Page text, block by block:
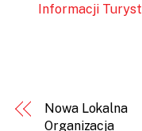
Informacji
Nowa Lokalna
Organizacja